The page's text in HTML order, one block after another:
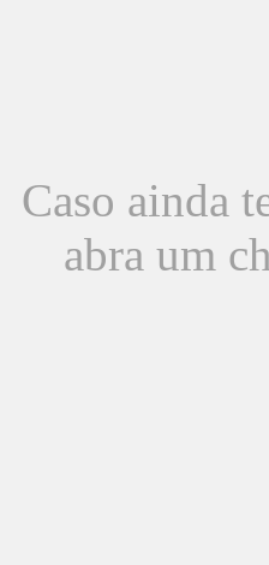
Caso ainda
abra um